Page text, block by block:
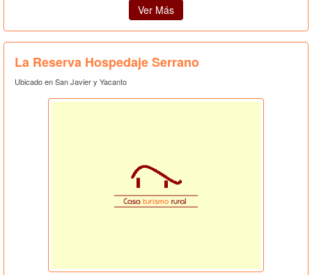
Ver Más
La Reserva Hospedaje Serrano
Ubicado en San Javier y Yacanto